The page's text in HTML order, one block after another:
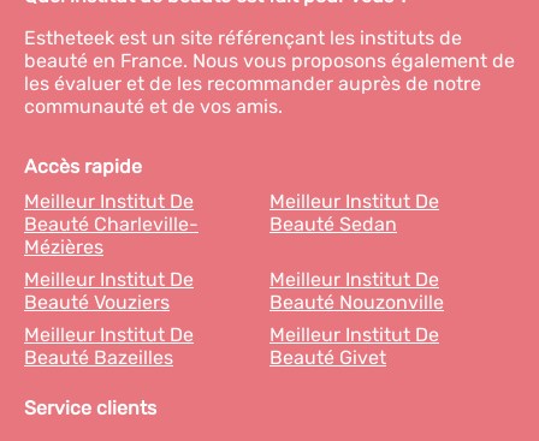
Estheteek est un site référençant les instituts de
beauté en France. Nous vous proposons également de
les évaluer et de les recommander auprès de notre
communauté et de vos amis.
Accès rapide
Meilleur Institut De
Beauté Charleville-
Mézières
Meilleur Institut De
Beauté Sedan
Meilleur Institut De
Beauté Vouziers
Meilleur Institut De
Beauté Nouzonville
Meilleur Institut De
Beauté Bazeilles
Meilleur Institut De
Beauté Givet
Service clients